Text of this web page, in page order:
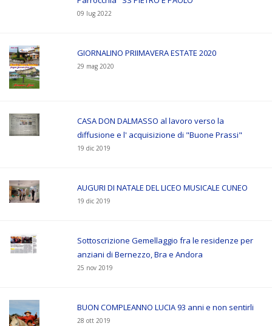
09 lug 2022
GIORNALINO PRIIMAVERA ESTATE 2020
29 mag 2020
CASA DON DALMASSO al lavoro verso la
diffusione e l' acquisizione di "Buone Prassi"
19 dic 2019
AUGURI DI NATALE DEL LICEO MUSICALE CUNEO
19 dic 2019
Sottoscrizione Gemellaggio fra le residenze per
anziani di Bernezzo, Bra e Andora
25 nov 2019
BUON COMPLEANNO LUCIA 93 anni e non sentirli
28 ott 2019